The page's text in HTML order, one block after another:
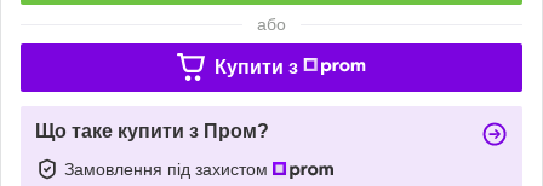
або
Купити з
Що таке купити з Пром?
Замовлення під захистом